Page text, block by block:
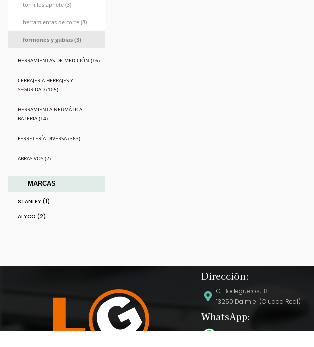
tornillos apriete (3)
herramientas de corte (8)
formones y gubias (3)
HERRAMIENTAS DE MEDICIÓN (16)
CERRAJERIA-HERRAJES Y
SEGURIDAD (105)
HERRAMIENTA NEUMÁTICA -
BATERIA (14)
FERRETERÍA DIVERSA (363)
ABRASIVOS (2)
MARCAS
STANLEY (1)
ALYCO (2)
Dirección:
C. Bodegueros, 18.
13250 Daimiel (Ciudad Real)
WhatsApp: